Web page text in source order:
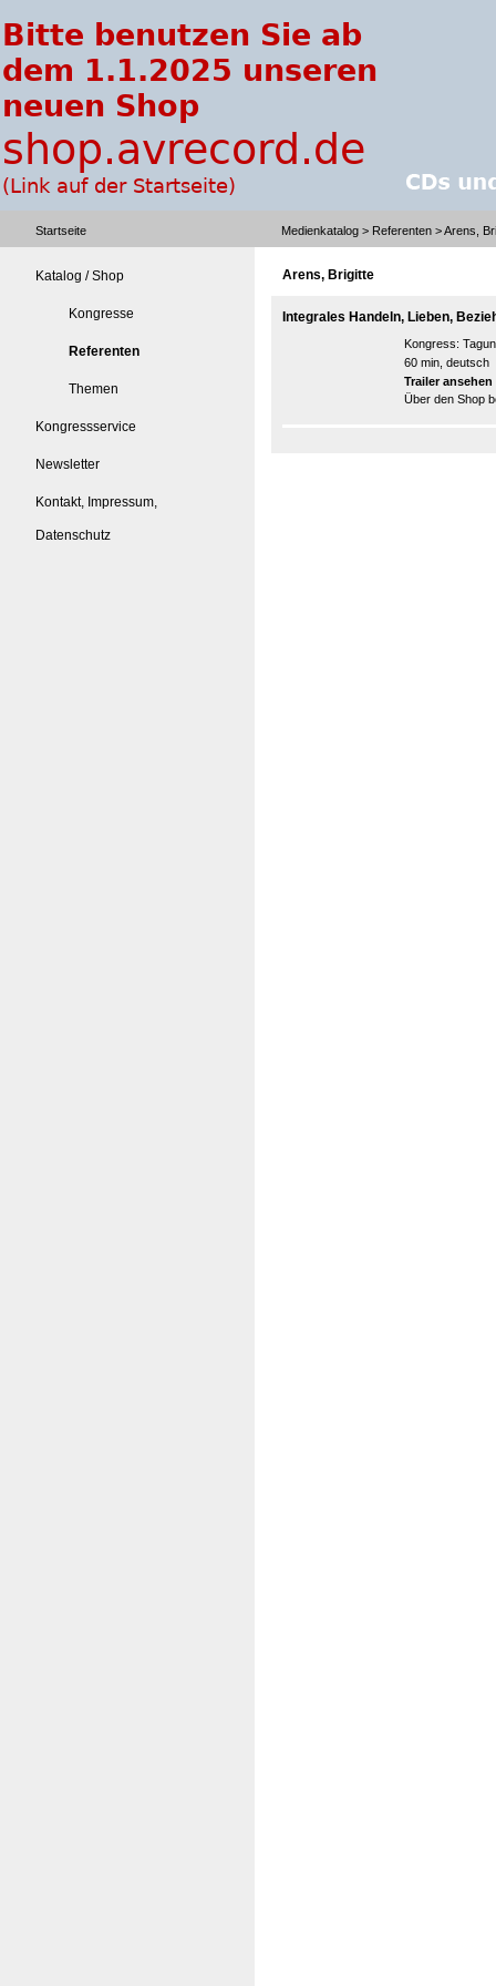
Startseite Medienkatalog > Referenten > Arens,
Katalog / Shop
Kongresse
Referenten
Themen
Kongressservice
Newsletter
Kontakt, Impressum,
Datenschutz
Arens, Brigitte
Integrales Handeln, Lieben,
Kongress:
60 min, deutsch
Trailer ansehen
Über den Shop